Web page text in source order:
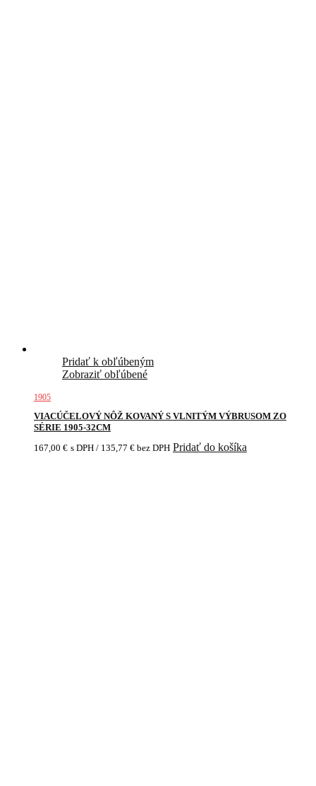
Pridať k obľúbeným
Zobraziť obľúbené
1905
VIACÚČELOVÝ NÔŽ KOVANÝ S VLNITÝM VÝBRUSOM ZO
SÉRIE 1905-32CM
167,00 € s DPH / 135,77 € bez DPH Pridať do košíka